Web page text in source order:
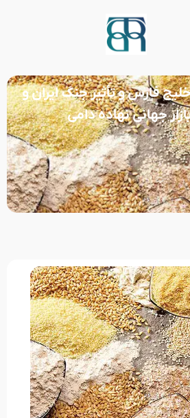
فارس و تأثیر جنگ ایران و
جهانی نهاده دامی